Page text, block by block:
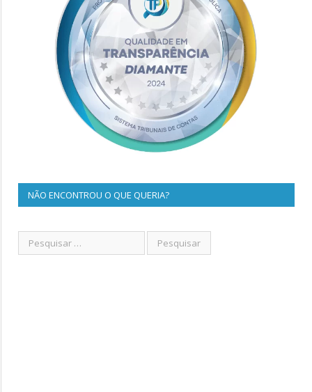
NÃO ENCONTROU O QUE QUERIA?